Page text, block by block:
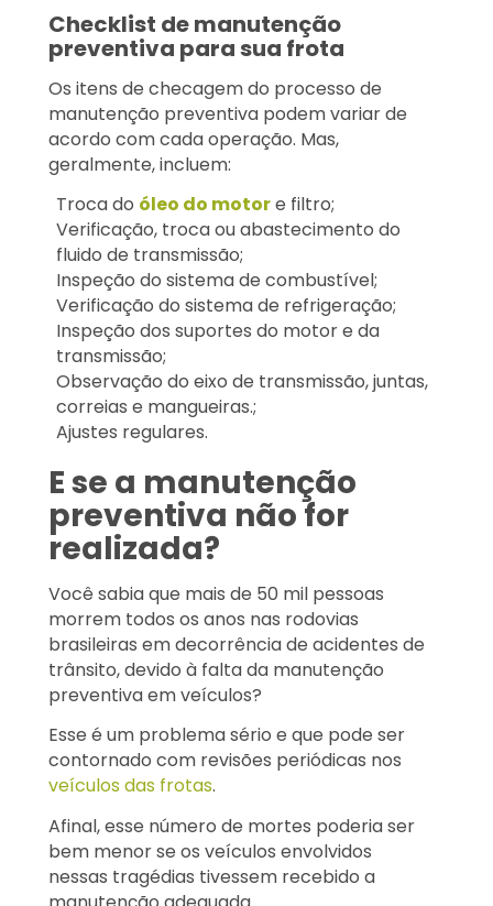
Checklist de manutenção
preventiva para sua frota
Os itens de checagem do processo de
manutenção preventiva podem variar de
acordo com cada operação. Mas,
geralmente, incluem:
Troca do óleo do motore filtro;
Verificação, troca ou abastecimento do
fluido de transmissão;
Inspeção do sistema de combustível;
Verificação do sistema de refrigeração;
Inspeção dos suportes do motor e da
transmissão;
Observação do eixo de transmissão, juntas,
correias e mangueiras.;
Ajustes regulares.
E se a manutenção
preventiva não for
realizada?
Você sabia que mais de 50 mil pessoas
morrem todos os anos nas rodovias
brasileiras em decorrência de acidentes de
trânsito, devido à falta da manutenção
preventiva em veículos?
Esse é um problema sério e que pode ser
contornado com revisões periódicas nos
veículos das frotas.
Afinal, esse número de mortes poderia ser
bem menor se os veículos envolvidos
nessas tragédias tivessem recebido a